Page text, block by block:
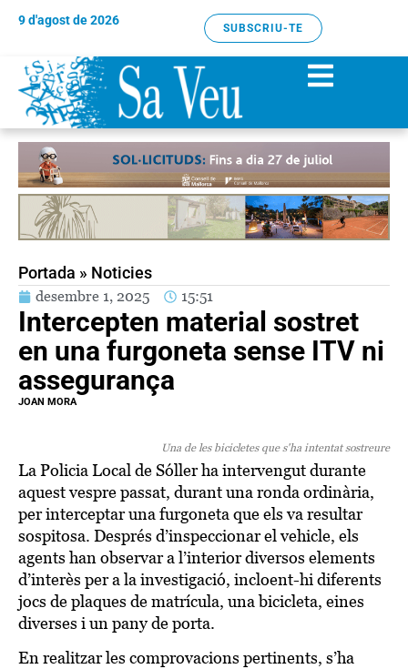
9 d'agost de 2026
SUBSCRIU-TE
Portada » Noticies
desembre 1, 2025 15:51
Intercepten material sostret
en una furgoneta sense ITV ni
assegurança
JOAN MORA
Una de les bicicletes que s'ha intentat sostreure
La Policia Local de Sóller ha intervengut durante
aquest vespre passat, durant una ronda ordinària,
per interceptar una furgoneta que els va resultar
sospitosa. Després d’inspeccionar el vehicle, els
agents han observar a l’interior diversos elements
d’interès per a la investigació, incloent-hi diferents
jocs de plaques de matrícula, una bicicleta, eines
diverses i un pany de porta.
En realitzar les comprovacions pertinents, s’ha